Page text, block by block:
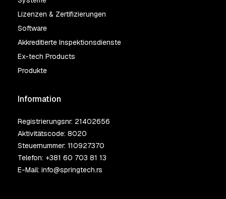
Lizenzen & Zertifizierungen
Software
Akkreditierte Inspektionsdienste
Ex-tech Products
Produkte
Information
Registrierungsnr: 21402656
Aktivitätscode: 8020
Steuernummer: 110927370
Telefon: +381 60 703 81 13
E-Mail: info@springtech.rs